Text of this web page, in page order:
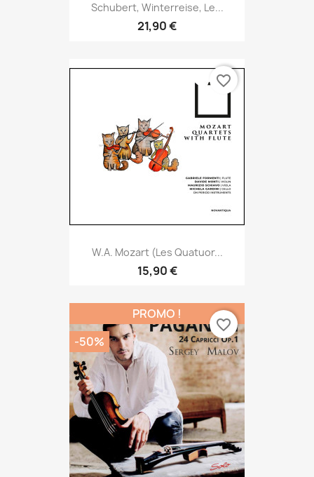
Schubert, Winterreise, Le...
21,90 €
W.A. Mozart (Les Quatuor...
15,90 €
favorite_border
PROMO !
-50%
favorite_border